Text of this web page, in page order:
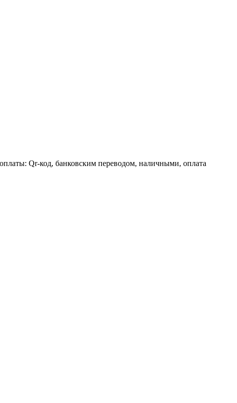
Qr-код, банковским переводом, наличными, оплата